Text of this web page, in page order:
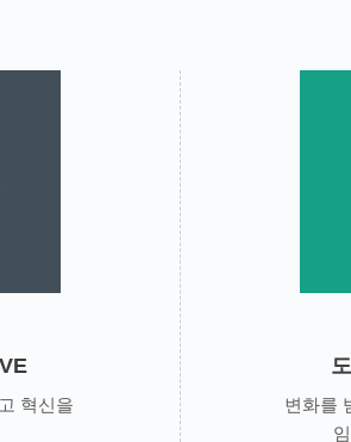
혁신을
변화를